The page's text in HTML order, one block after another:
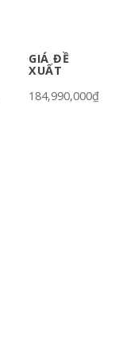
GIÁ ĐỀ
XUẤT
184,990,000₫